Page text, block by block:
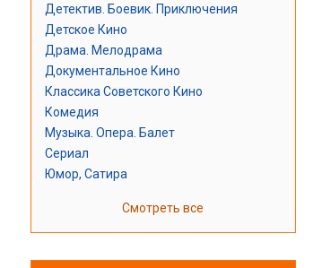
Детектив. Боевик. Приключения
Детское Кино
Драма. Мелодрама
Документальное Кино
Классика Советского Кино
Комедия
Музыка. Опера. Балет
Сериал
Юмор, Сатира
Смотреть все